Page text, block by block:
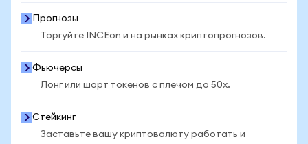
Прогнозы
Торгуйте INCEon и на рынках криптопрогнозов.
Фьючерсы
Лонг или шорт токенов с плечом до 50x.
Стейкинг
Заставьте вашу криптовалюту работать и